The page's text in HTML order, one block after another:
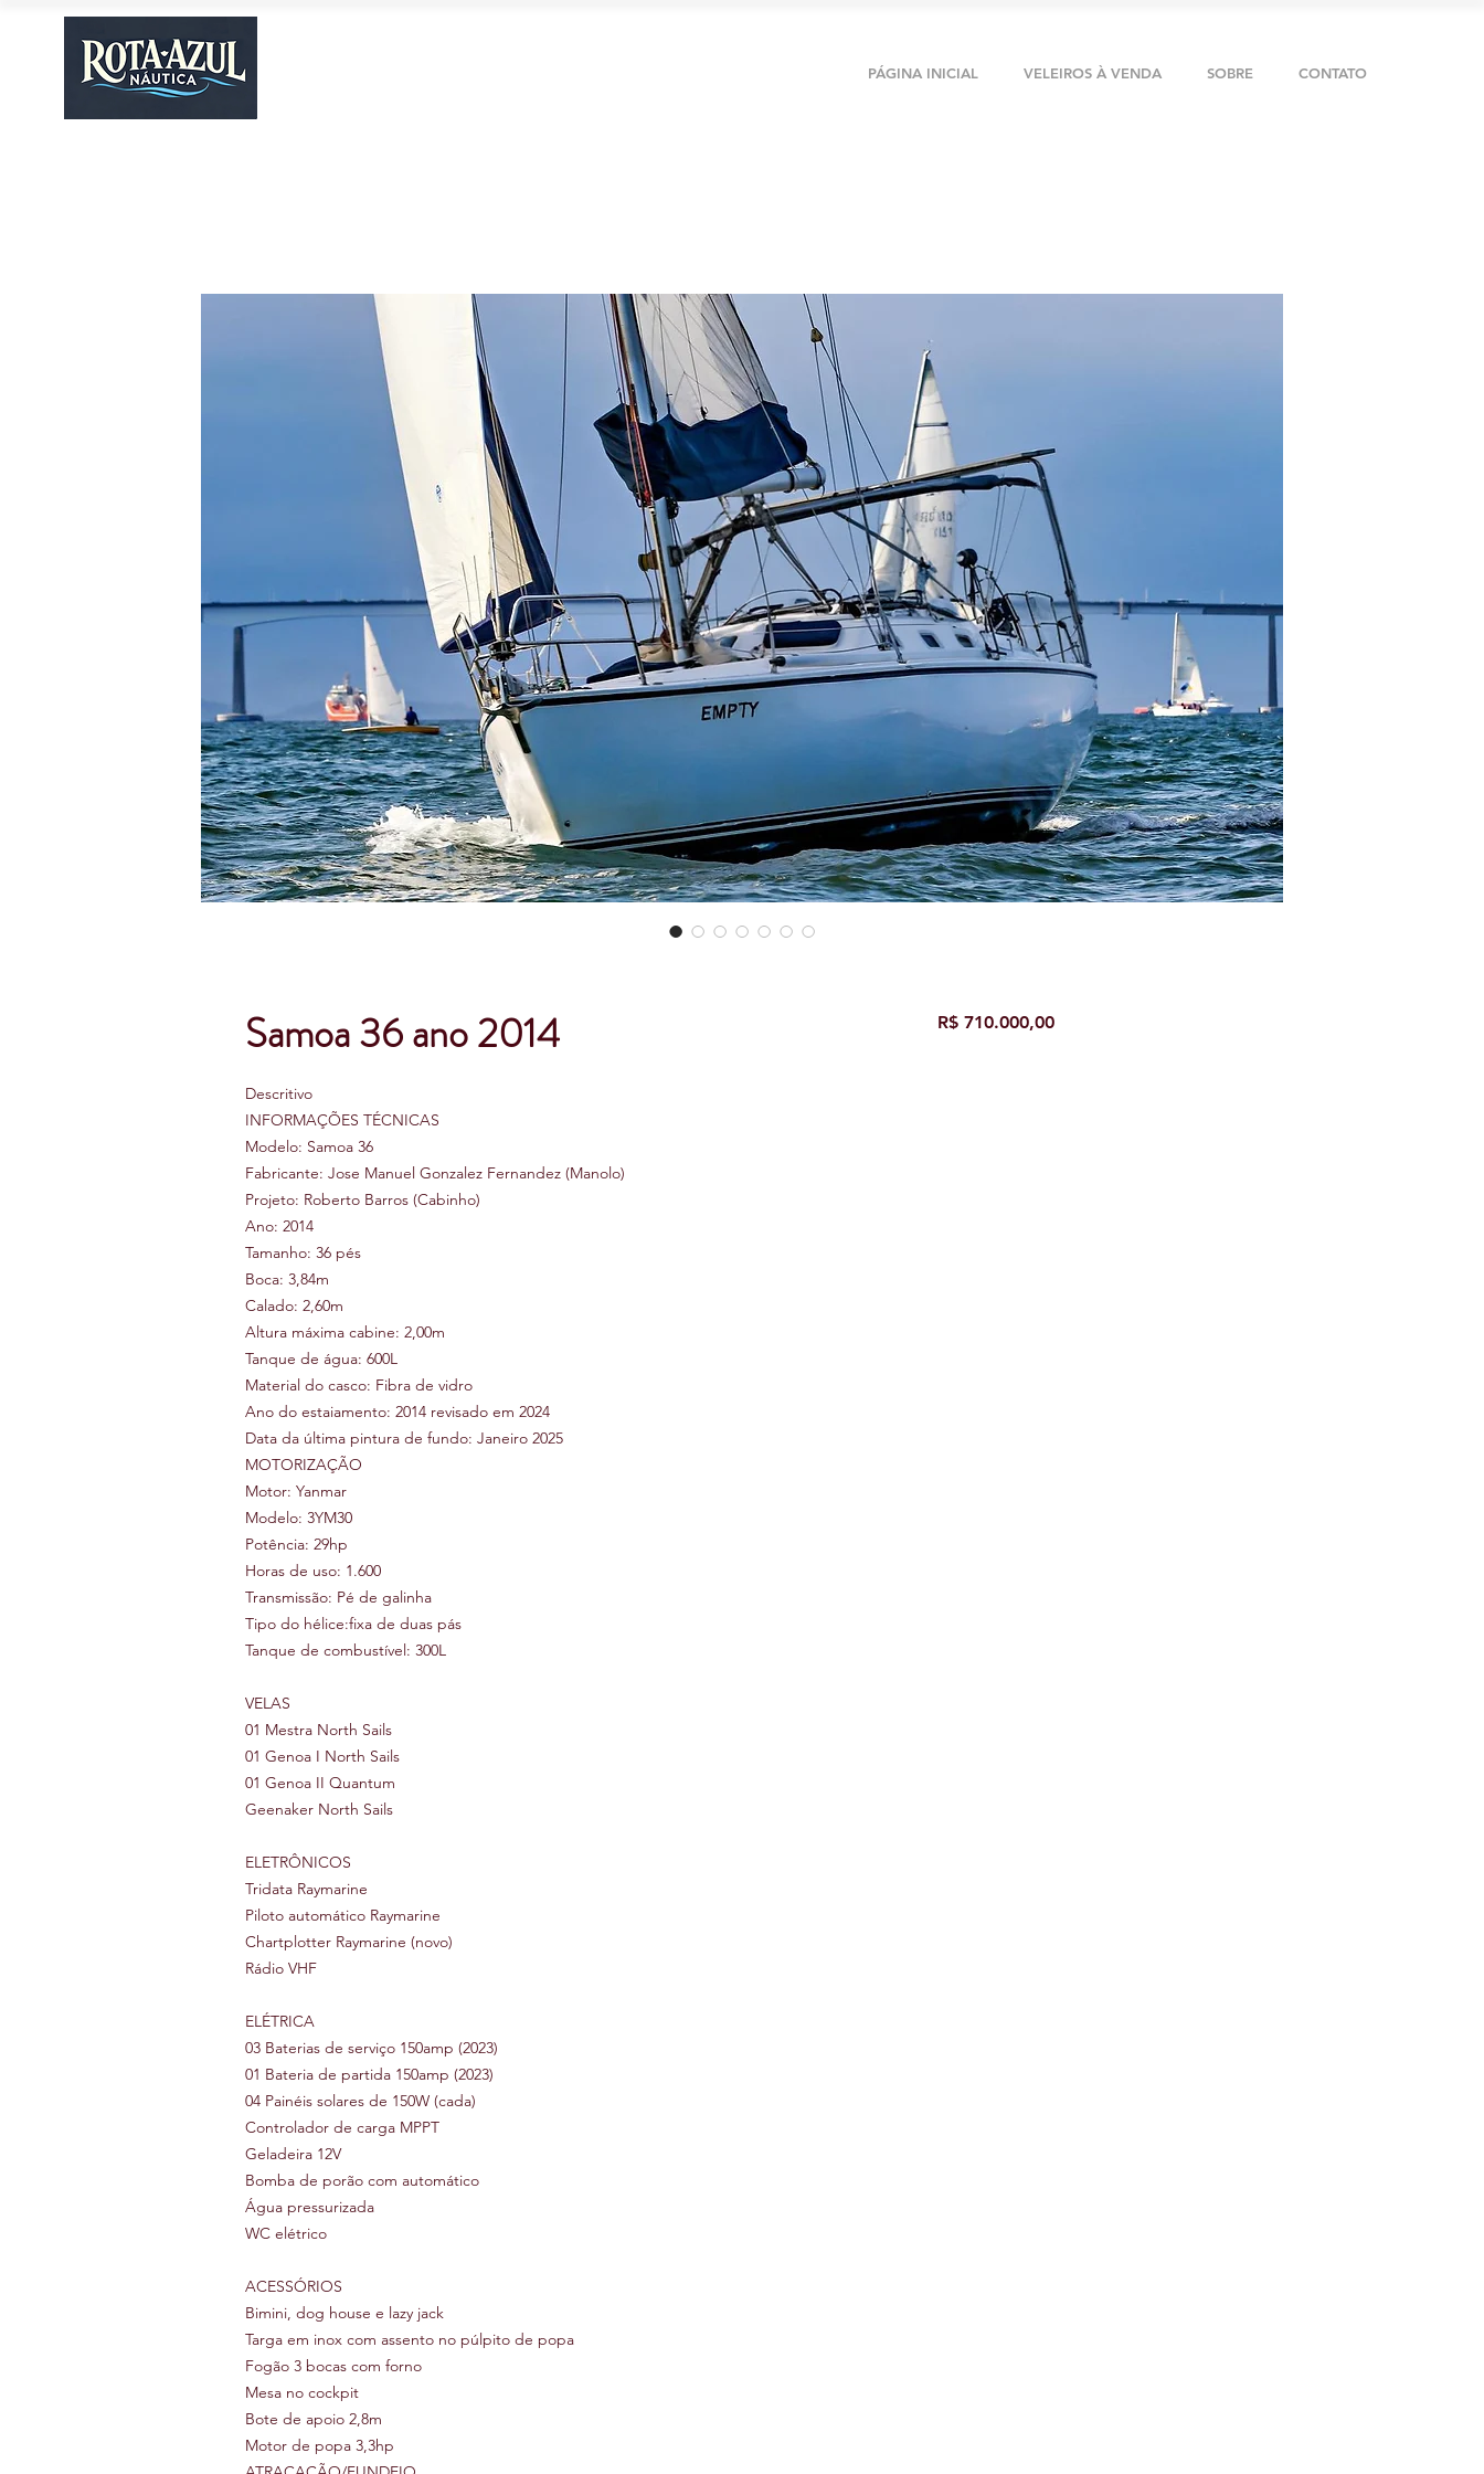
PÁGINA INICIAL VELEIROS À VENDA SOBRE CONTATO
Samoa 36 ano 2014
Descritivo
INFORMAÇÕES TÉCNICAS
Modelo: Samoa 36
Fabricante: Jose Manuel Gonzalez Fernandez (Manolo)
Projeto: Roberto Barros (Cabinho)
Ano: 2014
Tamanho: 36 pés
Boca: 3,84m
Calado: 2,60m
Altura máxima cabine: 2,00m
Tanque de água: 600L
Material do casco: Fibra de vidro
Ano do estaiamento: 2014 revisado em 2024
Data da última pintura de fundo: Janeiro 2025
MOTORIZAÇÃO
Motor: Yanmar
Modelo: 3YM30
Potência: 29hp
Horas de uso: 1.600
Transmissão: Pé de galinha
Tipo do hélice:fixa de duas pás
Tanque de combustível: 300L
VELAS
01 Mestra North Sails
01 Genoa I North Sails
01 Genoa II Quantum
Geenaker North Sails
ELETRÔNICOS
Tridata Raymarine
Piloto automático Raymarine
Chartplotter Raymarine (novo)
Rádio VHF
ELÉTRICA
03 Baterias de serviço 150amp (2023)
01 Bateria de partida 150amp (2023)
04 Painéis solares de 150W (cada)
Controlador de carga MPPT
Geladeira 12V
Bomba de porão com automático
Água pressurizada
WC elétrico
ACESSÓRIOS
Bimini, dog house e lazy jack
Targa em inox com assento no púlpito de popa
Fogão 3 bocas com forno
Mesa no cockpit
Bote de apoio 2,8m
Motor de popa 3,3hp
R$ 710.000,00Preço